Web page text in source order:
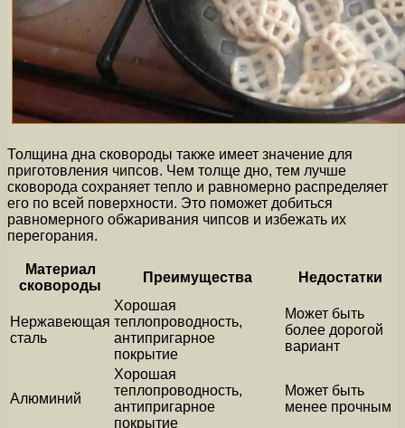
Толщина дна сковороды также имеет значение для
приготовления чипсов. Чем толще дно, тем лучше
сковорода сохраняет тепло и равномерно распределяет
его по всей поверхности. Это поможет добиться
равномерного обжаривания чипсов и избежать их
перегорания.
Материал
сковороды
Преимущества Недостатки
Нержавеющая
сталь
Хорошая
теплопроводность,
антипригарное
покрытие
Может быть
более дорогой
вариант
Алюминий
Хорошая
теплопроводность,
антипригарное
покрытие
Может быть
менее прочным